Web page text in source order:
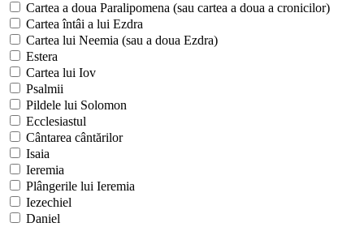
Cartea a doua Paralipomena (sau cartea a doua a cronicilor)
Cartea întâi a lui Ezdra
Cartea lui Neemia (sau a doua Ezdra)
Estera
Cartea lui Iov
Psalmii
Pildele lui Solomon
Ecclesiastul
Cântarea cântărilor
Isaia
Ieremia
Plângerile lui Ieremia
Iezechiel
Daniel